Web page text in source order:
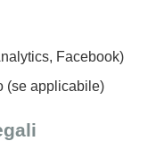
Facebook)
(se applicabile)